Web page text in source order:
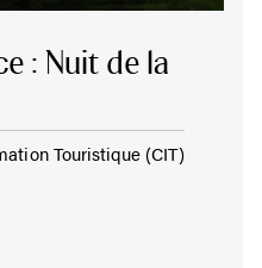
: Nuit de la
Touristique (CIT)